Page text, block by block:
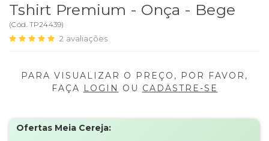
Tshirt Premium - Onça - Bege
(Cód. TP24439)
2 avaliações
PARA VISUALIZAR O PREÇO, POR FAVOR,
FAÇA LOGIN OU CADASTRE-SE
Ofertas Meia Cereja: